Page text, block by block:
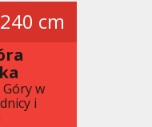
cm
Góry w
i